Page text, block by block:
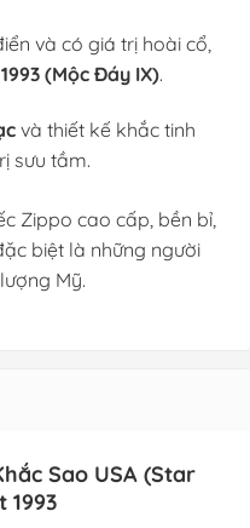
và có giá trị hoài cổ,
1993 (Mộc Đáy IX).
và thiết kế khắc tinh
sưu tầm.
Zippo cao cấp, bền bỉ,
biệt là những người
Mỹ.
Sao USA (Star
1993